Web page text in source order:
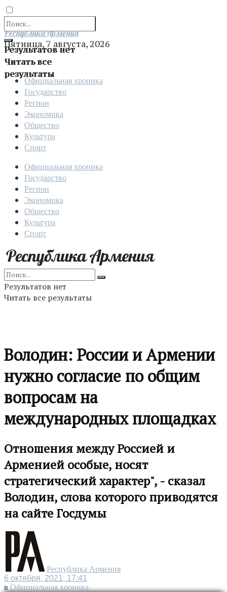
Результатов нет
Читать все
результаты
Отправить
Республика Армения
Пятница, 7 августа, 2026
Официальная хроника
Государство
Регион
Экономика
Общество
Культура
Спорт
Официальная хроника
Государство
Регион
Экономика
Общество
Культура
Спорт
Результатов нет
Читать все результаты
Володин: России и Армении
нужно согласие по общим
вопросам на
международных площадках
Отношения между Россией и
Арменией особые, носят
стратегический характер", - сказал
Володин, слова которого приводятся
на сайте Госдумы
Республика Армения
6 октября, 2021, 17:41
в Официальная хроника